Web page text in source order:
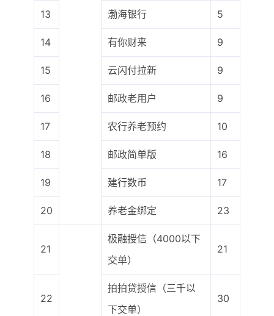
13 渤海银行 5
14 有你财来 9
15 云闪付拉新 9
16 邮政老用户 9
17 农行养老预约 10
18 邮政简单版 16
19 建行数币 17
20 养老金绑定 23
21
极融授信（4000以下
交单）
21
22
拍拍贷授信（三千以
下交单）
30